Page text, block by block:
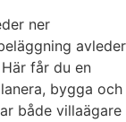
ner
avleder
får du en
bygga och
både villaägare